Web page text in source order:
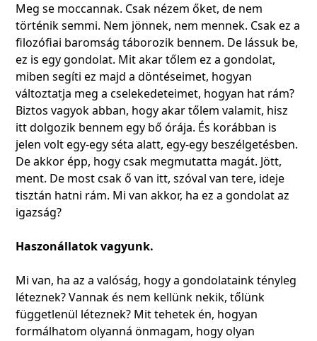
Meg se moccannak. Csak nézem őket, de nem
történik semmi. Nem jönnek, nem mennek. Csak ez a
filozófiai baromság táborozik bennem. De lássuk be,
ez is egy gondolat. Mit akar tőlem ez a gondolat,
miben segíti ez majd a döntéseimet, hogyan
változtatja meg a cselekedeteimet, hogyan hat rám?
Biztos vagyok abban, hogy akar tőlem valamit, hisz
itt dolgozik bennem egy bő órája. És korábban is
jelen volt egy-egy séta alatt, egy-egy beszélgetésben.
De akkor épp, hogy csak megmutatta magát. Jött,
ment. De most csak ő van itt, szóval van tere, ideje
tisztán hatni rám. Mi van akkor, ha ez a gondolat az
igazság?
Haszonállatok vagyunk.
Mi van, ha az a valóság, hogy a gondolataink tényleg
léteznek? Vannak és nem kellünk nekik, tőlünk
függetlenül léteznek? Mit tehetek én, hogyan
formálhatom olyanná önmagam, hogy olyan